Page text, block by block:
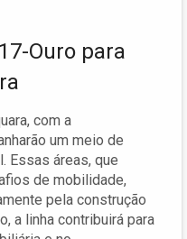
Ouro para
com a
um meio de
Essas áreas, que
de mobilidade,
pela construção
a linha contribuirá para